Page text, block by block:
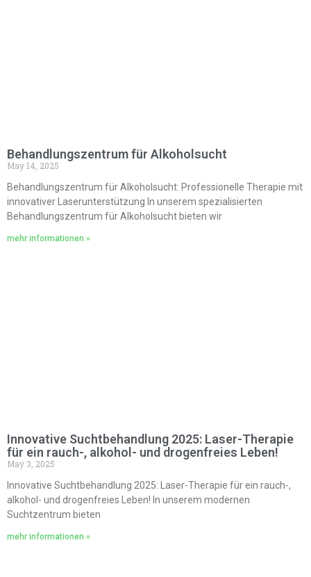
Behandlungszentrum für Alkoholsucht
May 14, 2025
Behandlungszentrum für Alkoholsucht: Professionelle Therapie mit
innovativer Laserunterstützung In unserem spezialisierten
Behandlungszentrum für Alkoholsucht bieten wir
mehr informationen »
Innovative Suchtbehandlung 2025: Laser-Therapie
für ein rauch-, alkohol- und drogenfreies Leben!
May 3, 2025
Innovative Suchtbehandlung 2025: Laser-Therapie für ein rauch-,
alkohol- und drogenfreies Leben! In unserem modernen
Suchtzentrum bieten
mehr informationen »